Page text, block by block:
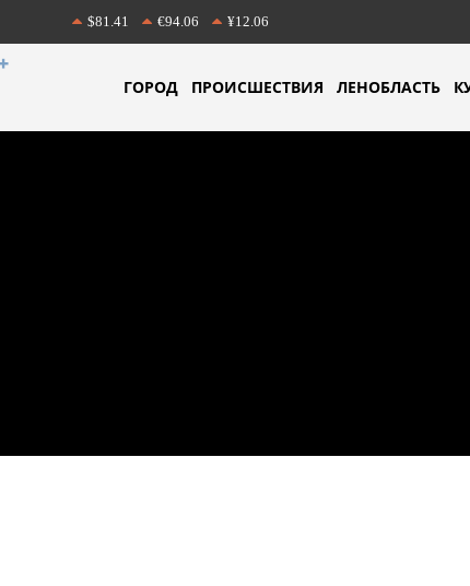
$81.41 €94.06 ¥12.06
ГОРОД ПРОИСШЕСТВИЯ ЛЕНОБЛАСТЬ